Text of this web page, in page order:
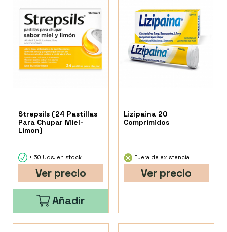
Strepsils (24 Pastillas
Para Chupar Miel-
Limon)
+ 50 Uds. en stock
Ver precio
Añadir
Lizipaina 20
Comprimidos
Fuera de existencia
Ver precio